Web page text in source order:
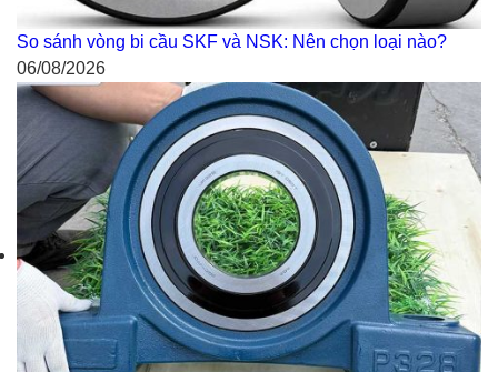
So sánh vòng bi cầu SKF và NSK: Nên chọn loại nào?
06/08/2026